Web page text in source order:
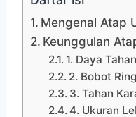
Mengenal Atap
Keunggulan
1. Daya
2. Bobot
3. Tahan
4. Ukuran